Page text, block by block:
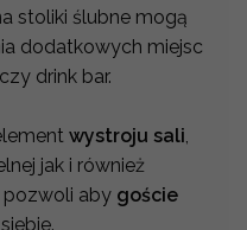
stoliki ślubne mogą
dodatkowych miejsc
drink bar.
wystroju sali
jak i również
aby goście